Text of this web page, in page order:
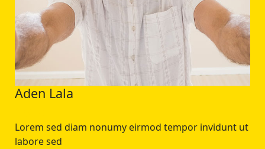
Aden Lala
Lorem sed diam nonumy eirmod tempor invidunt ut
labore sed